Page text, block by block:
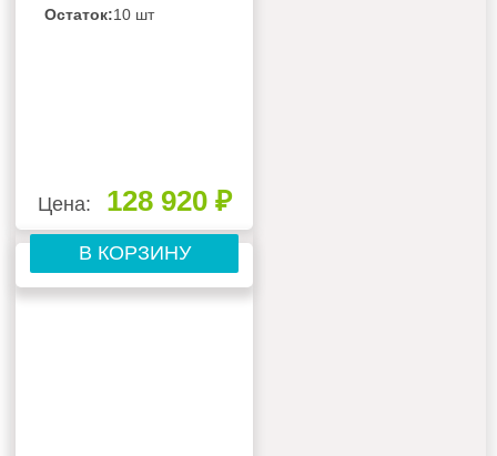
БЕЗ РЕСИВЕРА С
Остаток:10 шт
Цена: 128 920 ₽
В КОРЗИНУ